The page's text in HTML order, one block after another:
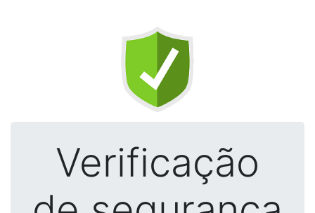
Verificação